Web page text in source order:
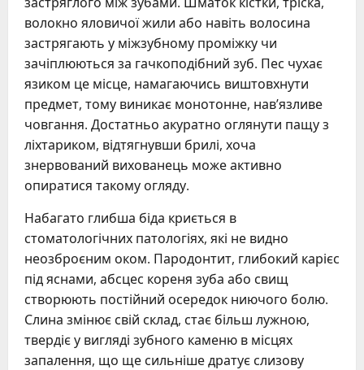
волокно яловичої жили або навіть волосина
застрягають у міжзубному проміжку чи
зачіплюються за гачкоподібний зуб. Пес чухає
язиком це місце, намагаючись виштовхнути
предмет, тому виникає монотонне, нав’язливе
човгання. Достатньо акуратно оглянути пащу з
ліхтариком, відтягнувши брилі, хоча
знервований вихованець може активно
опиратися такому огляду.
Набагато глибша біда криється в
стоматологічних патологіях, які не видно
неозброєним оком. Пародонтит, глибокий карієс
під яснами, абсцес кореня зуба або свищ
створюють постійний осередок ниючого болю.
Слина змінює свій склад, стає більш лужною,
твердіє у вигляді зубного каменю в місцях
запалення, що ще сильніше дратує слизову